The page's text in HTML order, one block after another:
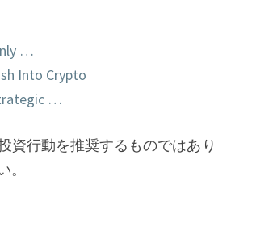
…
Into Crypto
…
資行動を推奨するものではあり